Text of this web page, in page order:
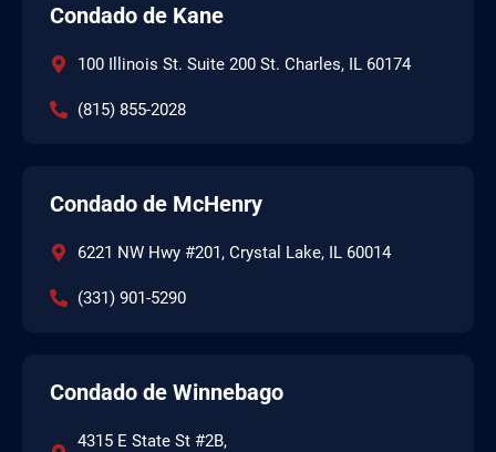
Condado de Kane
100 Illinois St. Suite 200 St. Charles, IL 60174
(815) 855-2028
Condado de McHenry
6221 NW Hwy #201, Crystal Lake, IL 60014
(331) 901-5290
Condado de Winnebago
4315 E State St #2B,